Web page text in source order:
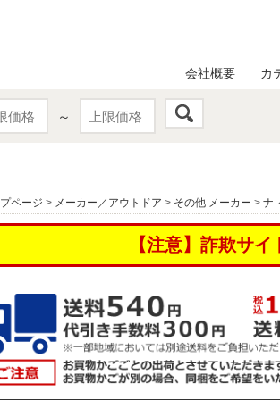
～
会社概要 カ
ページ > メーカー／アウトドア > その他 メーカー > ナ
【注意】詐欺サ